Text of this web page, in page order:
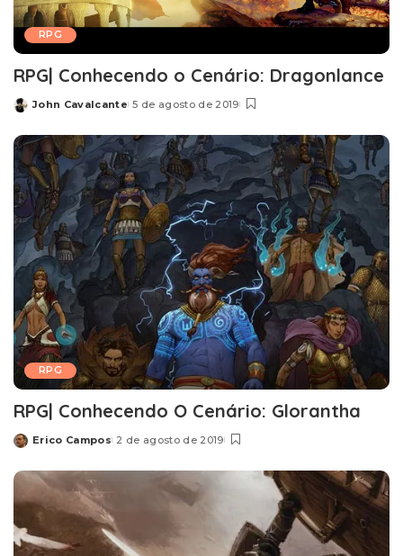
RPG
RPG| Conhecendo o Cenário: Dragonlance
Posted
John Cavalcante 5 de agosto de 2019
RPG
RPG| Conhecendo O Cenário: Glorantha
Posted
Erico Campos 2 de agosto de 2019